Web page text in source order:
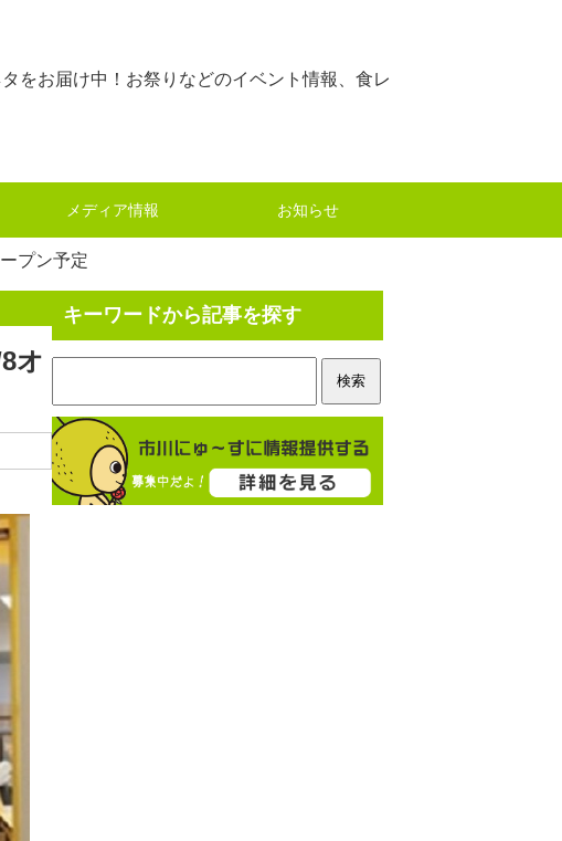
をお届け中！お祭りなどのイベント情報、食レ
メディア情報 お知らせ
プン予定
オ
キーワードから記事を探す